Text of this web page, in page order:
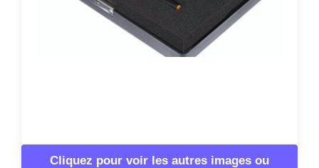
Cliquez pour voir les autres images ou